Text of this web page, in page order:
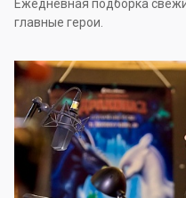
Ежедневная подборка
главные герои.